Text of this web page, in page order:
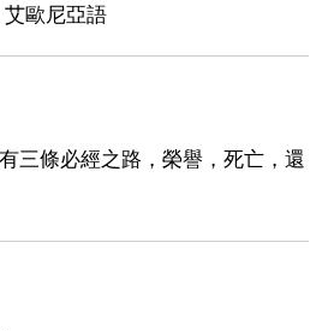
歐尼亞語
三條必經之路，榮譽，死亡，還